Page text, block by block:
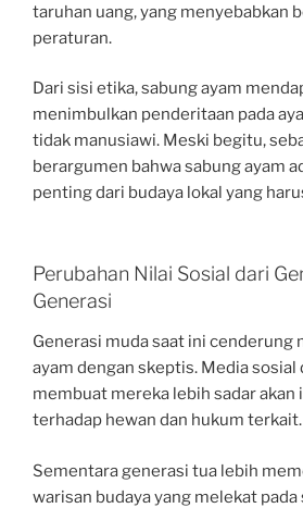
taruhan uang, yang menyebabkan
peraturan.
Dari sisi etika, sabung ayam
menimbulkan penderitaan pada
tidak manusiawi. Meski begitu,
berargumen bahwa sabung ayam
penting dari budaya lokal yang
Perubahan Nilai Sosial dari
Generasi
Generasi muda saat ini cenderung
ayam dengan skeptis. Media sosial
membuat mereka lebih sadar akan
terhadap hewan dan hukum terkait.
Sementara generasi tua lebih
warisan budaya yang melekat pada